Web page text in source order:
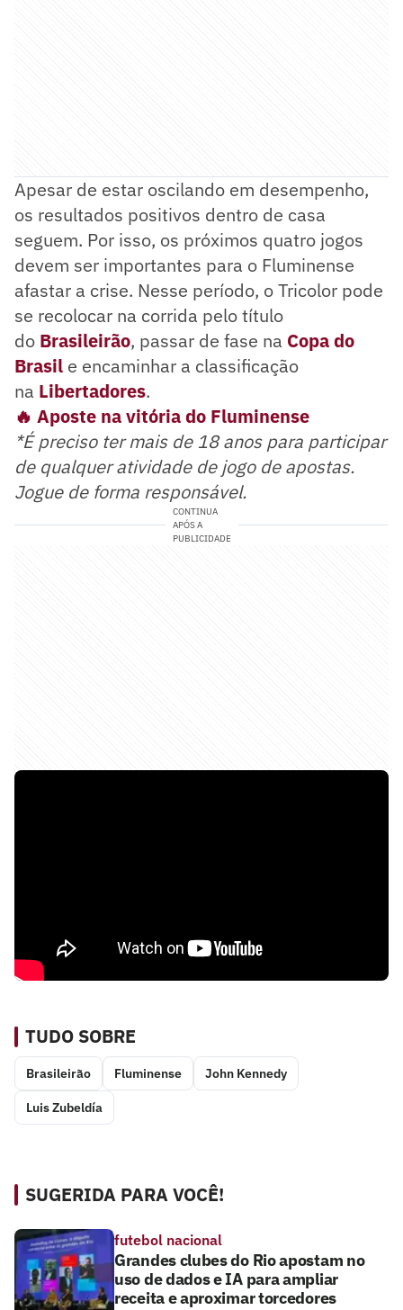
Apesar de estar oscilando em desempenho,
os resultados positivos dentro de casa
seguem. Por isso, os próximos quatro jogos
devem ser importantes para o Fluminense
afastar a crise. Nesse período, o Tricolor pode
se recolocar na corrida pelo título
do Brasileirão, passar de fase na Copa do
Brasil e encaminhar a classificação
na Libertadores.
🔥 Aposte na vitória do Fluminense
*É preciso ter mais de 18 anos para participar
de qualquer atividade de jogo de apostas.
Jogue de forma responsável.
CONTINUA
APÓS A
PUBLICIDADE
TUDO SOBRE
Brasileirão Fluminense John Kennedy
Luis Zubeldía
SUGERIDA PARA VOCÊ!
futebol nacional
Grandes clubes do Rio apostam no
uso de dados e IA para ampliar
receita e aproximar torcedores